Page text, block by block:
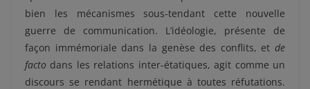
bien les mécanismes sous-tendant cette nouvelle
guerre de communication. L’idéologie, présente de
façon immémoriale dans la genèse des conflits, et de
facto dans les relations inter-étatiques, agit comme un
discours se rendant hermétique à toutes réfutations.